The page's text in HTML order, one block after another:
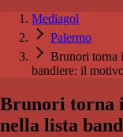
Mediagol
Palermo
Brunori torna
bandiere: il
Brunori torna
nella lista